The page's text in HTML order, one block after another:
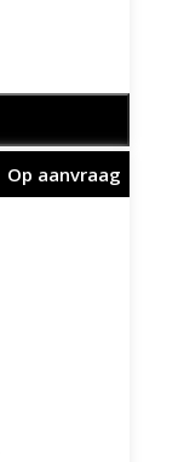
Op aanvraag